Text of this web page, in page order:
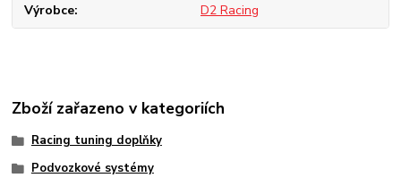
Výrobce D2 Racing
Zboží zařazeno v kategoriích
Racing tuning doplňky
Podvozkové systémy